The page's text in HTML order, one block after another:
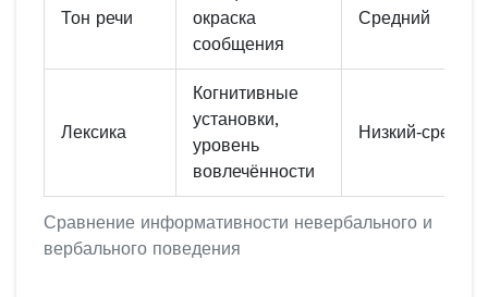
Сравнение информативности невербального и
вербального поведения
Тон речи
окраска
сообщения
Средний
Лексика
Когнитивные
установки,
уровень
вовлечённости
Низкий‑средний